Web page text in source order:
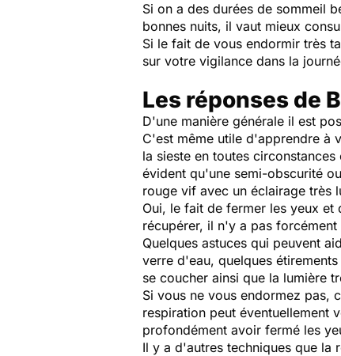
Si on a des durées de sommeil
bonnes nuits, il vaut mieux
Si le fait de vous endormir très
sur votre vigilance dans la
Les réponses de
D'une manière générale il est
C'est même utile d'apprendre à
la sieste en toutes
évident qu'une semi-obscurité
rouge vif avec un éclairage très
Oui, le fait de fermer les yeux et
récupérer, il n'y a pas
Quelques astuces qui peuvent
verre d'eau, quelques
se coucher ainsi que la lumière
Si vous ne vous endormez pas,
respiration peut éventuellement
profondément avoir fermé les
Il y a d'autres techniques que la